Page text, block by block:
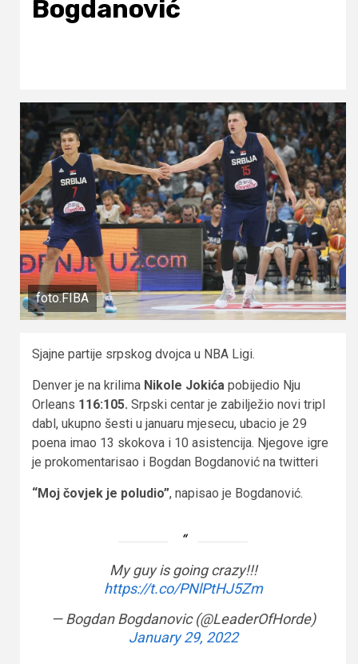
Bogdanović
foto.FIBA
Sjajne partije srpskog dvojca u NBA Ligi.
Denver je na krilima Nikole Jokića pobijedio Nju
Orleans 116:105. Srpski centar je zabilježio novi tripl
dabl, ukupno šesti u januaru mjesecu, ubacio je 29
poena imao 13 skokova i 10 asistencija. Njegove igre
je prokomentarisao i Bogdan Bogdanović na twitteri
“Moj čovjek je poludio”, napisao je Bogdanović.
My guy is going crazy!!!
https://t.co/PNlPtHJ5Zm
— Bogdan Bogdanovic (@LeaderOfHorde)
January 29, 2022